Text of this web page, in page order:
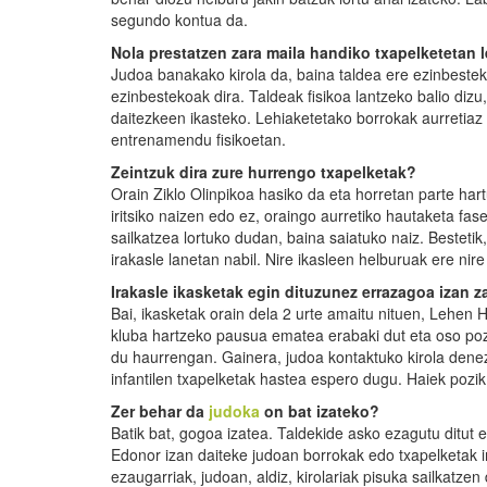
segundo kontua da.
Nola prestatzen zara maila handiko txapelketetan
Judoa banakako kirola da, baina taldea ere
ezinbestekoak dira. Taldeak fisikoa lantzeko balio
daitezkeen ikasteko. Lehiaketetako borrokak
entrenamendu fisikoetan.
Zeintzuk dira zure hurrengo txapelketak?
Orain Ziklo Olinpikoa hasiko da eta horretan parte
iritsiko naizen edo ez, oraingo aurretiko hautaketa
sailkatzea lortuko dudan, baina saiatuko naiz.
irakasle lanetan nabil. Nire ikasleen helburuak ere
Irakasle ikasketak egin dituzunez errazagoa izan
Bai, ikasketak orain dela 2 urte amaitu nituen, Lehen
kluba hartzeko pausua ematea erabaki dut eta oso
du haurrengan. Gainera, judoa kontaktuko kirola
infantilen txapelketak hastea espero dugu. Haiek
Zer behar da judoka on bat izateko?
Batik bat, gogoa izatea. Taldekide asko ezagutu
Edonor izan daiteke judoan borrokak edo
ezaugarriak, judoan, aldiz, kirolariak pisuka